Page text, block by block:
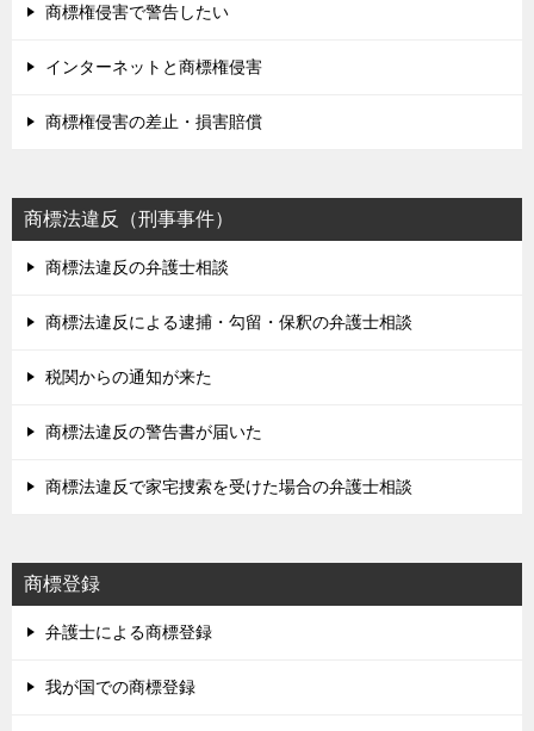
商標権侵害で警告したい
インターネットと商標権侵害
商標権侵害の差止・損害賠償
商標法違反（刑事事件）
商標法違反の弁護士相談
商標法違反による逮捕・勾留・保釈の弁護士相談
税関からの通知が来た
商標法違反の警告書が届いた
商標法違反で家宅捜索を受けた場合の弁護士相談
商標登録
弁護士による商標登録
我が国での商標登録